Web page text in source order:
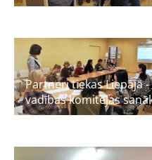
Partneri tiekas Liepājā
vadības komitejas